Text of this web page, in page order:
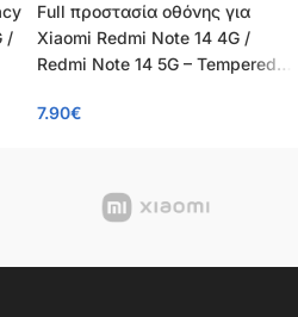
/
Full προστασία οθόνης για
Xiaomi Redmi Note 14 4G /
Redmi Note 14 5G – Tempered
OEM – 0.26mm
7.90€